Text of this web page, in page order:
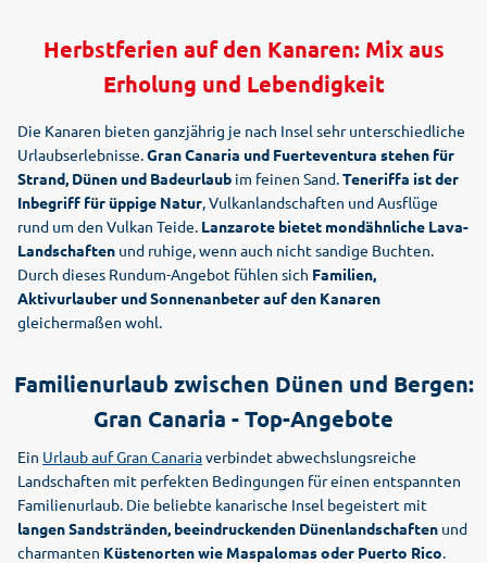
Herbstferien auf den Kanaren: Mix aus
Erholung und Lebendigkeit
Die Kanaren bieten ganzjährig je nach Insel sehr unterschiedliche
Urlaubserlebnisse.Gran Canaria und Fuerteventura stehen für
Strand, Dünen und Badeurlaub im feinen Sand.Teneriffa ist der
Inbegriff für üppige Natur, Vulkanlandschaften und Ausflüge
rund um den Vulkan Teide. Lanzarote bietet mondähnliche Lava-
Landschaften und ruhige, wenn auch nicht sandige Buchten.
Durch dieses Rundum-Angebot fühlen sich Familien,
Aktivurlauber und Sonnenanbeter auf den Kanaren
gleichermaßen wohl.
Familienurlaub zwischen Dünen und Bergen:
Gran Canaria - Top-Angebote
Ein Urlaub auf Gran Canariaverbindet abwechslungsreiche
Landschaften mit perfekten Bedingungen für einen entspannten
Familienurlaub. Die beliebte kanarische Insel begeistert mit
langen Sandstränden, beeindruckenden Dünenlandschaften und
charmanten Küstenorten wie Maspalomas oder Puerto Rico.